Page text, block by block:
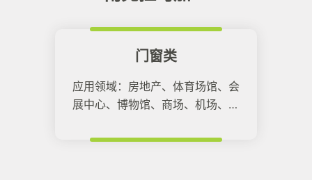
门窗类
应用领域：房地产、体育场馆、会
展中心、博物馆、商场、机场、高